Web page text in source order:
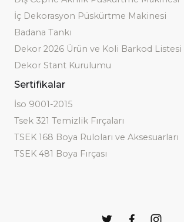
İç Dekorasyon Püskürtme Makinesi
Badana Tankı
Dekor 2026 Ürün ve Koli Barkod Listesi
Dekor Stant Kurulumu
Sertifikalar
İso 9001-2015
Tsek 321 Temizlik Fırçaları
TSEK 168 Boya Ruloları ve Aksesuarları
TSEK 481 Boya Fırçası